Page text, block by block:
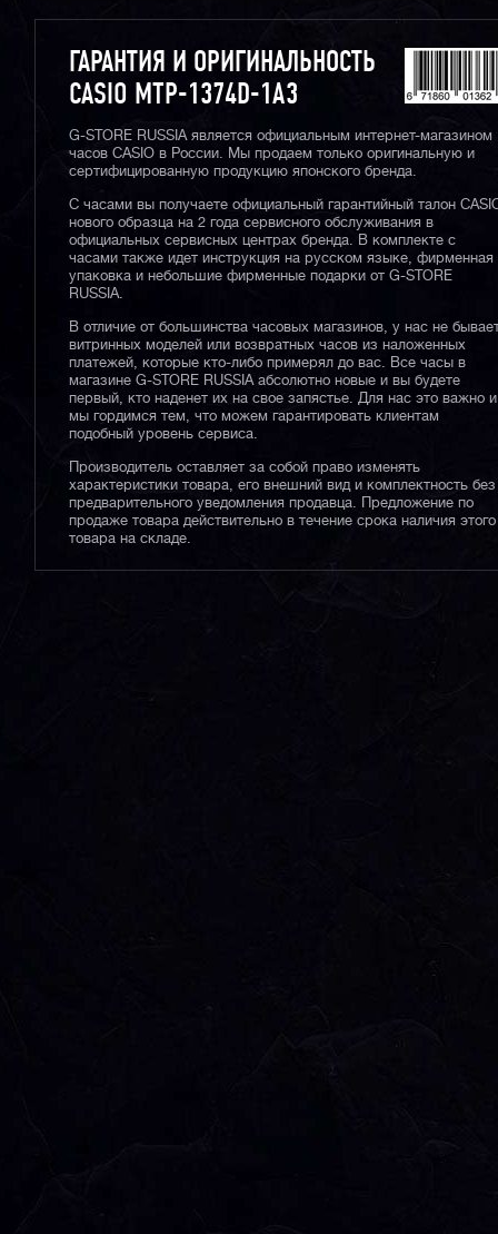
ГАРАНТИЯ И ОРИГИНАЛЬНОСТЬ
CASIO MTP-1374D-1A3
G-STORE RUSSIA является официальным интернет-магазином
часов CASIO в России. Мы продаем только оригинальную и
сертифицированную продукцию японского бренда.
С часами вы получаете официальный гарантийный талон
нового образца на 2 года сервисного обслуживания в
официальных сервисных центрах бренда. В комплекте с
часами также идет инструкция на русском языке, фирменная
упаковка и небольшие фирменные подарки от G-STORE
RUSSIA.
В отличие от большинства часовых магазинов, у нас не
витринных моделей или возвратных часов из наложенных
платежей, которые кто-либо примерял до вас. Все часы в
магазине G-STORE RUSSIA абсолютно новые и вы будете
первый, кто наденет их на свое запястье. Для нас это важно и
мы гордимся тем, что можем гарантировать клиентам
подобный уровень сервиса.
Производитель оставляет за собой право изменять
характеристики товара, его внешний вид и комплектность без
предварительного уведомления продавца. Предложение по
продаже товара действительно в течение срока наличия этого
товара на складе.